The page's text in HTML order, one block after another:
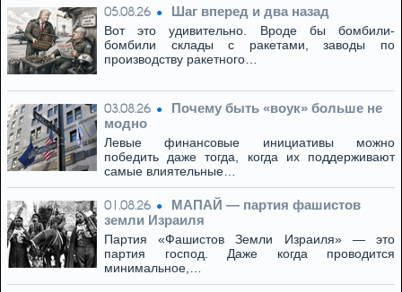
05.08.26 Шаг вперед и два назад
Вот это удивительно. Вроде бы бомбили-
бомбили склады с ракетами, заводы по
производству ракетного…
03.08.26
Почему быть «воук» больше не
модно
Левые финансовые инициативы можно
победить даже тогда, когда их поддерживают
самые влиятельные…
01.08.26
МАПАЙ — партия фашистов
земли Израиля
Партия «Фашистов Земли Израиля» — это
партия господ. Даже когда проводится
минимальное,…